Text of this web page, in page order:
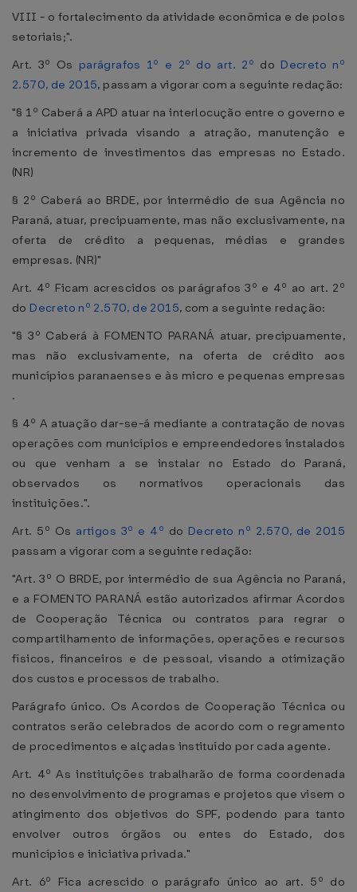
VIII - o fortalecimento da atividade econômica e de polos
setoriais;".
Art. 3º Os parágrafos 1º e 2º do art. 2º do Decreto nº
2.570, de 2015, passam a vigorar com a seguinte redação:
"§ 1º Caberá a APD atuar na interlocução entre o governo e
a iniciativa privada visando a atração, manutenção e
incremento de investimentos das empresas no Estado.
(NR)
§ 2º Caberá ao BRDE, por intermédio de sua Agência no
Paraná, atuar, precipuamente, mas não exclusivamente, na
oferta de crédito a pequenas, médias e grandes
empresas. (NR)"
Art. 4º Ficam acrescidos os parágrafos 3º e 4º ao art. 2º
do Decreto nº 2.570, de 2015, com a seguinte redação:
"§ 3º Caberá à FOMENTO PARANÁ atuar, precipuamente,
mas não exclusivamente, na oferta de crédito aos
municípios paranaenses e às micro e pequenas empresas
.
§ 4º A atuação dar-se-á mediante a contratação de novas
operações com municípios e empreendedores instalados
ou que venham a se instalar no Estado do Paraná,
observados os normativos operacionais das
instituições.".
Art. 5º Os artigos 3º e 4º do Decreto nº 2.570, de 2015
passam a vigorar com a seguinte redação:
"Art. 3º O BRDE, por intermédio de sua Agência no Paraná,
e a FOMENTO PARANÁ estão autorizados afirmar Acordos
de Cooperação Técnica ou contratos para regrar o
compartilhamento de informações, operações e recursos
físicos, financeiros e de pessoal, visando a otimização
dos custos e processos de trabalho.
Parágrafo único. Os Acordos de Cooperação Técnica ou
contratos serão celebrados de acordo com o regramento
de procedimentos e alçadas instituído por cada agente.
Art. 4º As instituições trabalharão de forma coordenada
no desenvolvimento de programas e projetos que visem o
atingimento dos objetivos do SPF, podendo para tanto
envolver outros órgãos ou entes do Estado, dos
municípios e iniciativa privada."
Art. 6º Fica acrescido o parágrafo único ao art. 5º do